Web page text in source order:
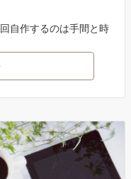
自作するのは手間と時